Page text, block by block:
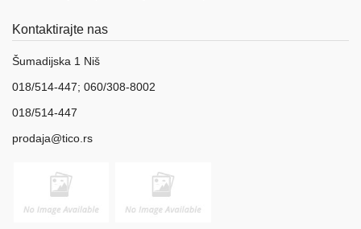
Kontaktirajte nas
Šumadijska 1 Niš
018/514-447; 060/308-8002
018/514-447
prodaja@tico.rs